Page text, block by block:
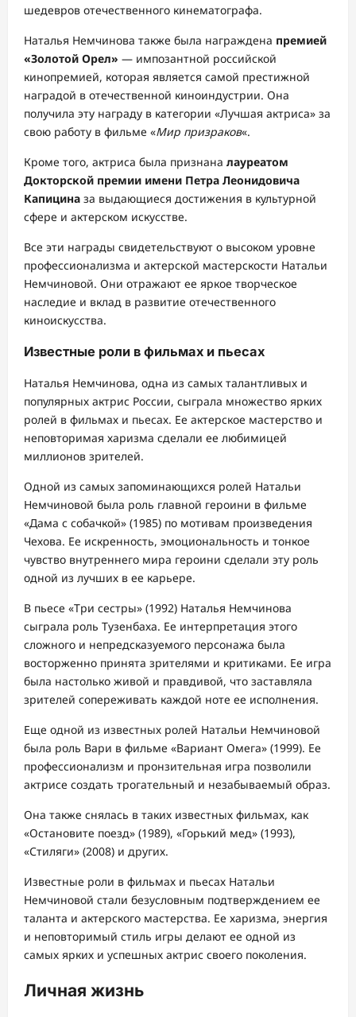
шедевров отечественного кинематографа.
Наталья Немчинова также была награждена премией
«Золотой Орел» — импозантной российской
кинопремией, которая является самой престижной
наградой в отечественной киноиндустрии. Она
получила эту награду в категории «Лучшая актриса» за
свою работу в фильме «Мир призраков«.
Кроме того, актриса была признана лауреатом
Докторской премии имени Петра Леонидовича
Капицина за выдающиеся достижения в культурной
сфере и актерском искусстве.
Все эти награды свидетельствуют о высоком уровне
профессионализма и актерской мастерскости Натальи
Немчиновой. Они отражают ее яркое творческое
наследие и вклад в развитие отечественного
киноискусства.
Известные роли в фильмах и пьесах
Наталья Немчинова, одна из самых талантливых и
популярных актрис России, сыграла множество ярких
ролей в фильмах и пьесах. Ее актерское мастерство и
неповторимая харизма сделали ее любимицей
миллионов зрителей.
Одной из самых запоминающихся ролей Натальи
Немчиновой была роль главной героини в фильме
«Дама с собачкой» (1985) по мотивам произведения
Чехова. Ее искренность, эмоциональность и тонкое
чувство внутреннего мира героини сделали эту роль
одной из лучших в ее карьере.
В пьесе «Три сестры» (1992) Наталья Немчинова
сыграла роль Тузенбаха. Ее интерпретация этого
сложного и непредсказуемого персонажа была
восторженно принята зрителями и критиками. Ее игра
была настолько живой и правдивой, что заставляла
зрителей сопереживать каждой ноте ее исполнения.
Еще одной из известных ролей Натальи Немчиновой
была роль Вари в фильме «Вариант Омега» (1999). Ее
профессионализм и пронзительная игра позволили
актрисе создать трогательный и незабываемый образ.
Она также снялась в таких известных фильмах, как
«Остановите поезд» (1989), «Горький мед» (1993),
«Стиляги» (2008) и других.
Известные роли в фильмах и пьесах Натальи
Немчиновой стали безусловным подтверждением ее
таланта и актерского мастерства. Ее харизма, энергия
и неповторимый стиль игры делают ее одной из
самых ярких и успешных актрис своего поколения.
Личная жизнь